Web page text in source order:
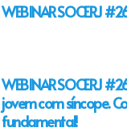
WEBINAR SOCERJ
WEBINAR SOCERJ
jovem com síncope.
fundamental!